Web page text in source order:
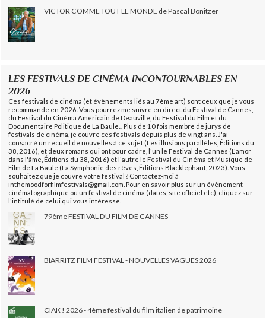
VICTOR COMME TOUT LE MONDE de Pascal Bonitzer
LES FESTIVALS DE CINÉMA INCONTOURNABLES EN
2026
Ces festivals de cinéma (et évènements liés au 7ème art) sont ceux que je vous
recommande en 2026. Vous pourrez me suivre en direct du Festival de Cannes,
du Festival du Cinéma Américain de Deauville, du Festival du Film et du
Documentaire Politique de La Baule... Plus de 10 fois membre de jurys de
festivals de cinéma, je couvre ces festivals depuis plus de vingt ans. J'ai
consacré un recueil de nouvelles à ce sujet (Les illusions parallèles, Éditions du
38, 2016), et deux romans qui ont pour cadre, l'un le Festival de Cannes (L'amor
dans l'âme, Éditions du 38, 2016) et l'autre le Festival du Cinéma et Musique de
Film de La Baule (La Symphonie des rêves, Éditions Blacklephant, 2023). Vous
souhaitez que je couvre votre festival ? Contactez-moi à
inthemoodforfilmfestivals@gmail.com. Pour en savoir plus sur un évènement
cinématographique ou un festival de cinéma (dates, site officiel etc), cliquez sur
l'intitulé de celui qui vous intéresse.
79ème FESTIVAL DU FILM DE CANNES
BIARRITZ FILM FESTIVAL - NOUVELLES VAGUES 2026
CIAK ! 2026 - 4ème festival du film italien de patrimoine